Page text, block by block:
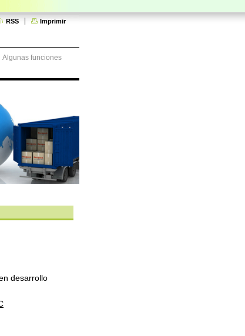
RSS Imprimir
Algunas funciones
desarrollo